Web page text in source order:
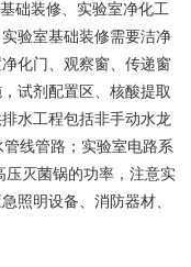
础装修、实验室净化工
验室基础装修需要洁净
化门、观察窗、传递窗
试剂配置区、核酸提取
水工程包括非手动水龙
线管路；实验室电路系
压灭菌锅的功率，注意实
照明设备、消防器材、